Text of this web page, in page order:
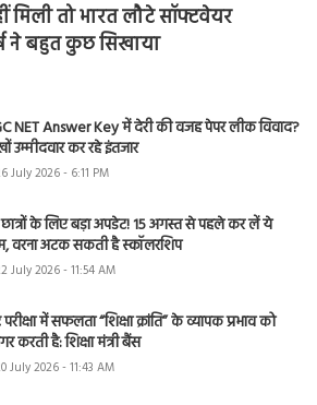
मिली तो भारत लौटे सॉफ्टवेयर
ने बहुत कुछ सिखाया
NET Answer Key में देरी की वजह पेपर लीक विवाद?
उम्मीदवार कर रहे इंतजार
July 2026 - 6:11 PM
छात्रों के लिए बड़ा अपडेट! 15 अगस्त से पहले कर लें ये
वरना अटक सकती है स्कॉलरशिप
July 2026 - 11:54 AM
परीक्षा में सफलता “शिक्षा क्रांति” के व्यापक प्रभाव को
करती है: शिक्षा मंत्री बैंस
July 2026 - 11:43 AM